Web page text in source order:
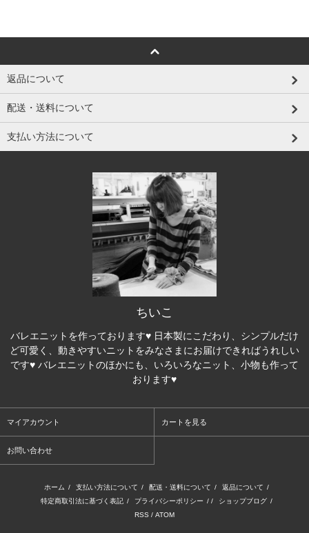
返品について
配送・送料について
支払い方法について
ちいこ
バレエニットを作っております♥ 日本製にこだわり、シンプルだけ
ど可愛く、動きやすいニットをみなさまにお届けできればうれしい
です♥ バレエニットのほかにも、いろいろなニット、小物も作って
おります♥
マイアカウント カートを見る
お問い合わせ
ホーム / 支払い方法について / 配送・送料について / 返品について /
特定商取引法に基づく表記 / プライバシーポリシー / / ショップブログ /
RSS / ATOM